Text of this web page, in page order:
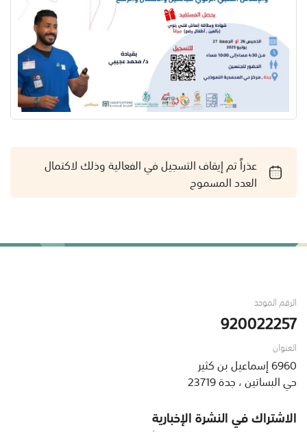
عذراً تم إيقاف التسجيل في الفعالية وذلك لاكتمال
العدد المسموح
الرقم الموحد
920022257
العنوان
6960 إسماعيل بن كثير
حي البساتين ، جدة 23719
الاشتراك في النشرة الإخبارية